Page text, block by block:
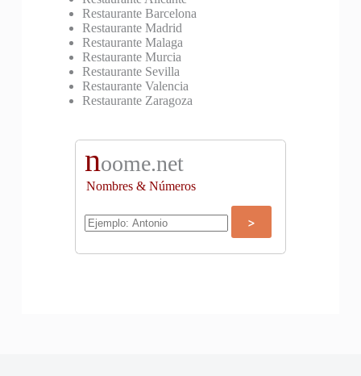
Restaurante Barcelona
Restaurante Madrid
Restaurante Malaga
Restaurante Murcia
Restaurante Sevilla
Restaurante Valencia
Restaurante Zaragoza
noome.net
Nombres & Números